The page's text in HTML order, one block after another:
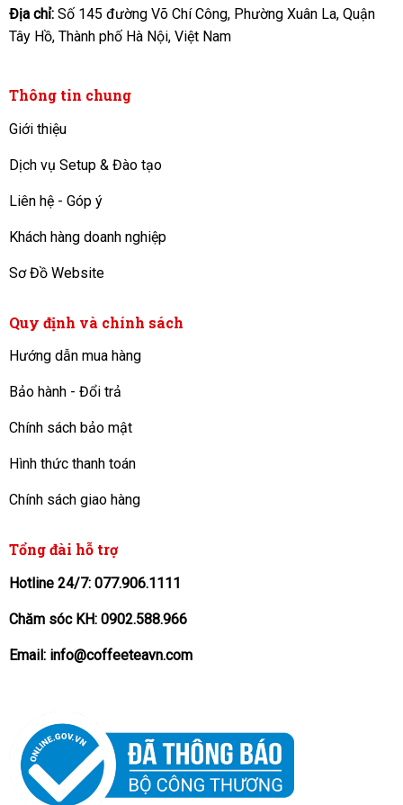
Địa chỉ: Số 145 đường Võ Chí Công, Phường Xuân La, Quận
Tây Hồ, Thành phố Hà Nội, Việt Nam
Thông tin chung
Giới thiệu
Dịch vụ Setup & Đào tạo
Liên hệ - Góp ý
Khách hàng doanh nghiệp
Sơ Đồ Website
Quy định và chính sách
Hướng dẫn mua hàng
Bảo hành - Đổi trả
Chính sách bảo mật
Hình thức thanh toán
Chính sách giao hàng
Tổng đài hỗ trợ
Hotline 24/7: 077.906.1111
Chăm sóc KH: 0902.588.966
Email: info@coffeeteavn.com